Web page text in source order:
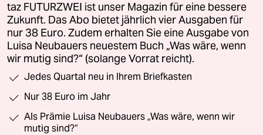
taz FUTURZWEI ist unser Magazin für eine bessere
Zukunft. Das Abo bietet jährlich vier Ausgaben für
nur 38 Euro. Zudem erhalten Sie eine Ausgabe von
Luisa Neubauers neuestem Buch „Was wäre, wenn
wir mutig sind?“ (solange Vorrat reicht).
Jedes Quartal neu in Ihrem Briefkasten
Nur 38 Euro im Jahr
Als Prämie Luisa Neubauers „Was wäre, wenn wir
mutig sind?“